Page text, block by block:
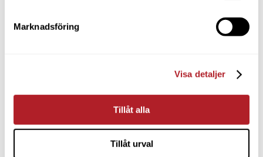
Marknadsföring
Visa detaljer
Tillåt alla
Tillåt urval